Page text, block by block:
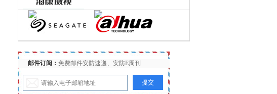
邮件订阅： 免费邮件安防速递、安防E周刊